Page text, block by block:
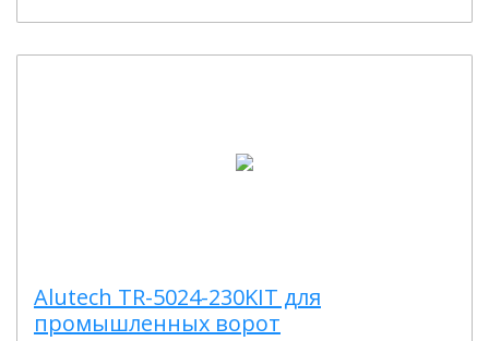
Alutech TR-5024-230KIT для
промышленных ворот